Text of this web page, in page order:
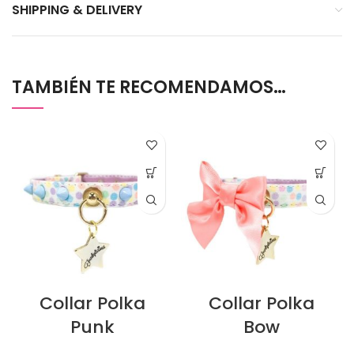
SHIPPING & DELIVERY
TAMBIÉN TE RECOMENDAMOS…
Collar Polka
Punk
Collar Polka
Bow